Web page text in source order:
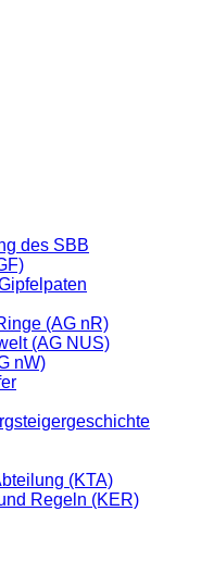
des SBB
(AG nR)
(AG NUS)
nW)
(KTA)
Regeln (KER)